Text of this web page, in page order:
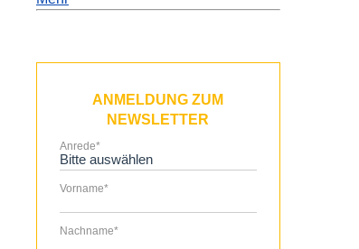
ANMELDUNG ZUM
NEWSLETTER
Anrede*
Vorname*
Nachname*